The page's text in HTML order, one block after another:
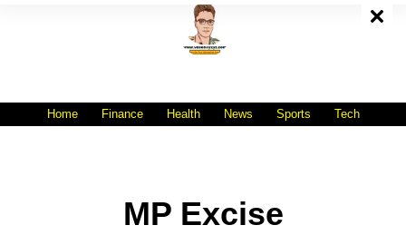
Home Finance Health News Sports Tech
MP Excise